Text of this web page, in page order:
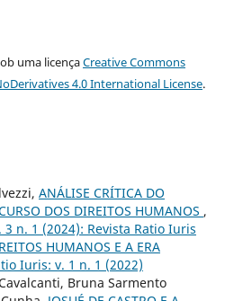
uma licençaCreative Commons
4.0 International License.
ANÁLISE CRÍTICA DO
DOS DIREITOS HUMANOS ,
n. 1 (2024): Revista Ratio Iuris
HUMANOS E A ERA
Iuris: v. 1 n. 1 (2022)
Bruna Sarmento